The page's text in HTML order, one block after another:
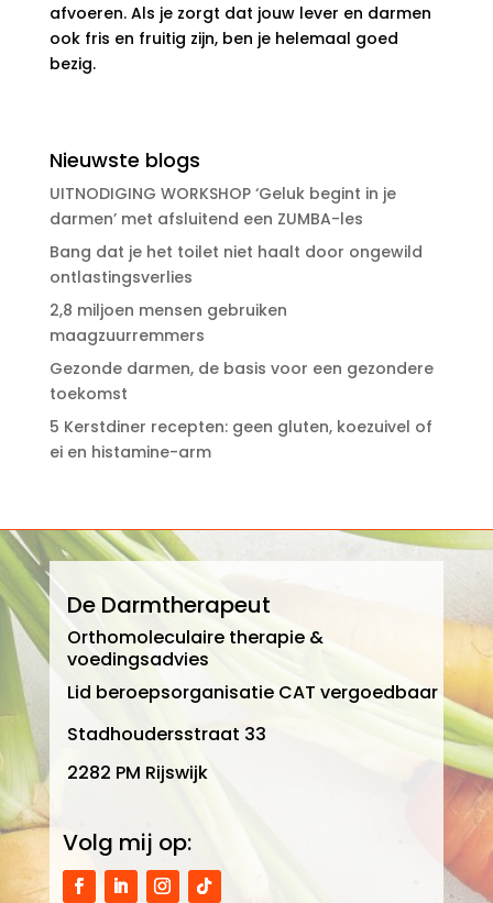
afvoeren. Als je zorgt dat jouw lever en darmen
ook fris en fruitig zijn, ben je helemaal goed
bezig.
Nieuwste blogs
UITNODIGING WORKSHOP ‘Geluk begint in je
darmen’ met afsluitend een ZUMBA-les
Bang dat je het toilet niet haalt door ongewild
ontlastingsverlies
2,8 miljoen mensen gebruiken
maagzuurremmers
Gezonde darmen, de basis voor een gezondere
toekomst
5 Kerstdiner recepten: geen gluten, koezuivel of
ei en histamine-arm
De Darmtherapeut
Orthomoleculaire therapie &
voedingsadvies
Lid beroepsorganisatie CAT vergoedbaar
Stadhoudersstraat 33
2282 PM Rijswijk
Volg mij op: